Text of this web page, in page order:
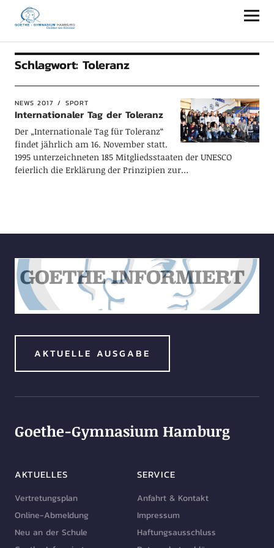
Goethe-Gymnasium Hamburg
Schlagwort: Toleranz
NEWS 2017 SPORT
Internationaler Tag der Toleranz
Der „Internationale Tag für Toleranz“
findet jährlich am 16. November statt.
1995 unterzeichneten 185 Mitgliedsstaaten der UNESCO
feierlich die Erklärung der Prinzipien zur…
AKTUELLE AUSGABE
Goethe-Gymnasium Hamburg
AKTUELLES
Vertretungsplan
Online-Abmeldung
Neu an der Schule
SERVICE
Anfahrt & Kontakt
Impressum
Haftungsausschluss